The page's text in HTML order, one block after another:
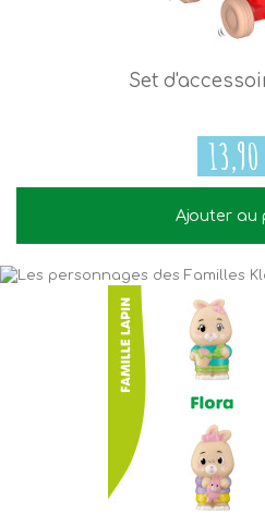
13,90 €
Set
Ajouter au